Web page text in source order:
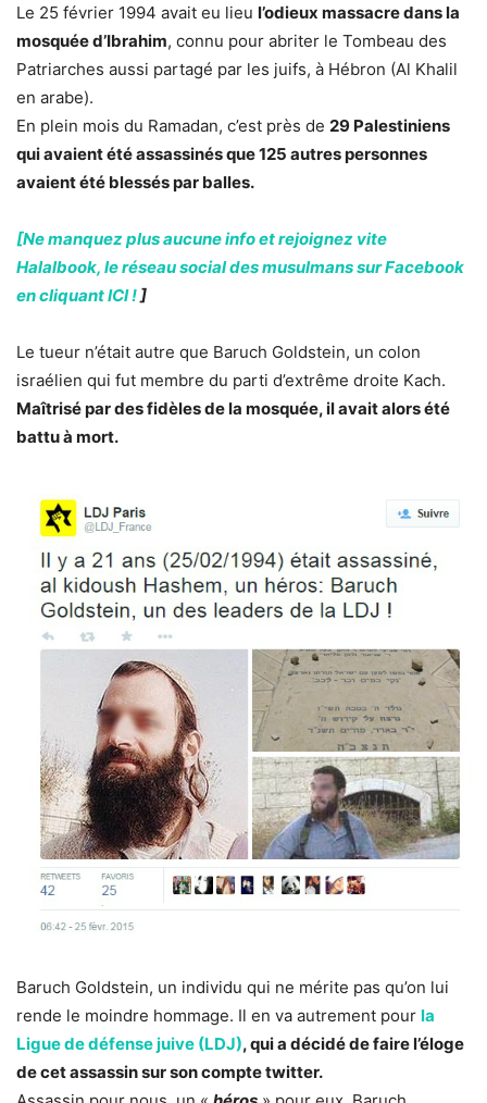
Le 25 février 1994 avait eu lieu l’odieux massacre dans la
mosquée d’Ibrahim, connu pour abriter le Tombeau des
Patriarches aussi partagé par les juifs, à Hébron (Al Khalil
en arabe).
En plein mois du Ramadan, c’est près de 29 Palestiniens
qui avaient été assassinés que 125 autres personnes
avaient été blessés par balles.
[Ne manquez plus aucune info et rejoignez vite
Halalbook, le réseau social des musulmans sur Facebook
en cliquant ICI ! ]
Le tueur n’était autre que Baruch Goldstein, un colon
israélien qui fut membre du parti d’extrême droite Kach.
Maîtrisé par des fidèles de la mosquée, il avait alors été
battu à mort.
Baruch Goldstein, un individu qui ne mérite pas qu’on lui
rende le moindre hommage. Il en va autrement pour la
Ligue de défense juive (LDJ), qui a décidé de faire l’éloge
de cet assassin sur son compte twitter.